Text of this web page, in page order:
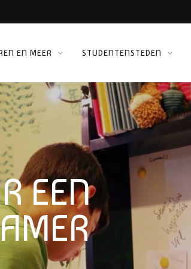
EN MEER STUDENTENSTEDEN
EEN